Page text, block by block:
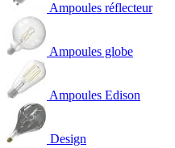
Ampoules réflecteur
Ampoules globe
Ampoules Edison
Design